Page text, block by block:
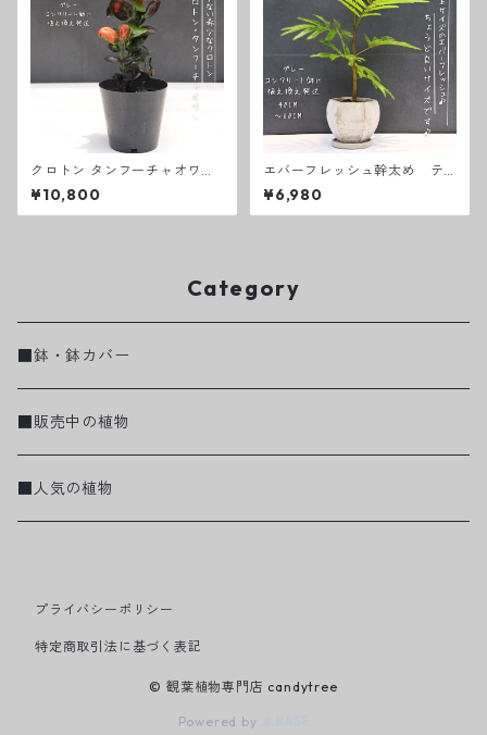
クロトン タンフーチャオワン
卓上サイズ 観葉植物 熱帯植物
テーブルサイズ
¥10,800
エバーフレッシュ幹太め テ
ーブルサイズ 写真の黒色コン
クリート鉢に植え替えて出荷
♪
¥6,980
Category
■鉢・鉢カバー
■販売中の植物
■人気の植物
プライバシーポリシー
特定商取引法に基づく表記
© 観葉植物専門店 candytree
Powered by